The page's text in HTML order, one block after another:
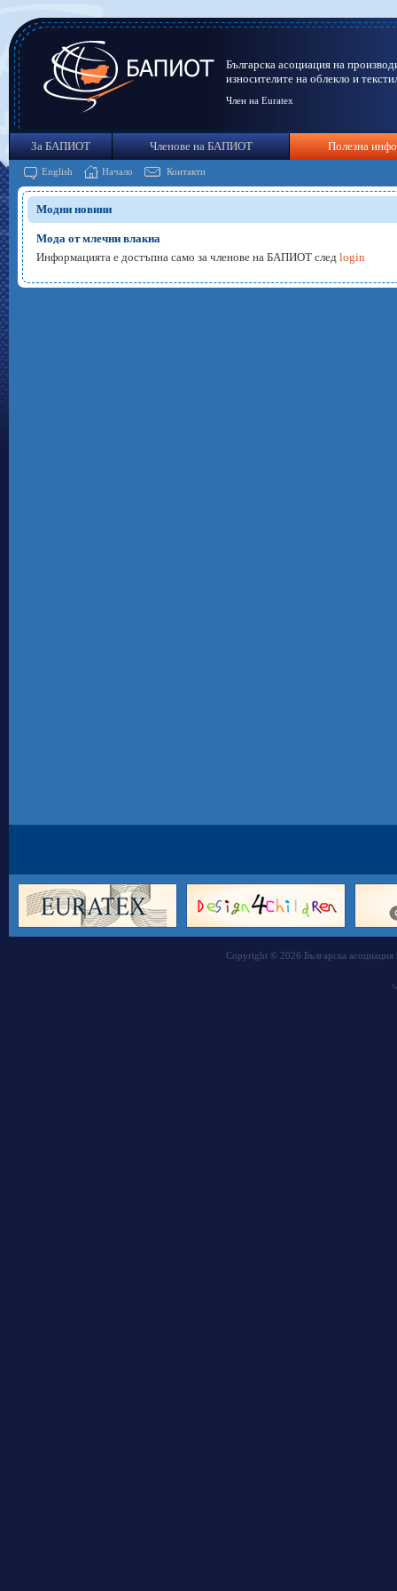
Българска асоциация на
износителите на облекло и
Член на Euratex
За БАПИОТ Членове на БАПИОТ Полезна
English Начало Контакти
Модни новини
Мода от млечни влакна
Информацията е достъпна само за членове на БАПИОТ след login
Copyright © 2026 Българска асоциация